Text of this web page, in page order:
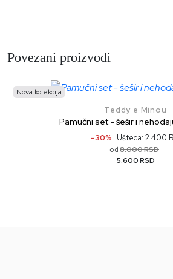
Povezani proizvodi
Nova kolekcija
Teddy e Minou
Pamučni set - šešir i
-30% Ušteda: 2.400
od 8.000 RSD
5.600 RSD